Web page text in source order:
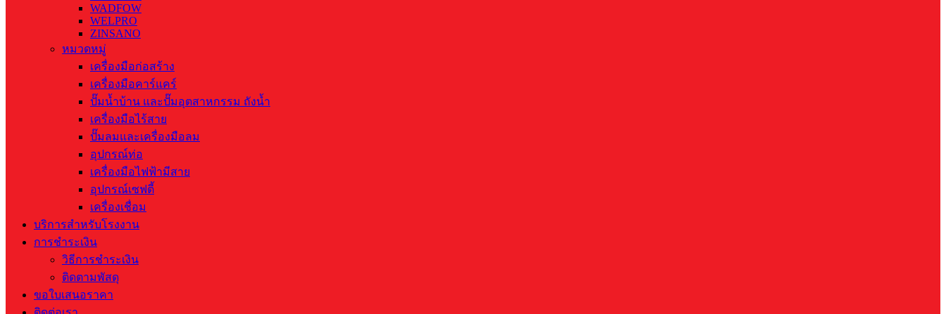
WADFOW
WELPRO
ZINSANO
หมวดหมู่
เครื่องมือก่อสร้าง
เครื่องมือคาร์แคร์
ปั๊มน้ำบ้าน และปั๊มอุตสาหกรรม ถังน้ำ
เครื่องมือไร้สาย
ปั๊มลมและเครื่องมือลม
อุปกรณ์ท่อ
เครื่องมือไฟฟ้ามีสาย
อุปกรณ์เซฟตี้
เครื่องเชื่อม
บริการสำหรับโรงงาน
การชำระเงิน
วิธีการชำระเงิน
ติดตามพัสดุ
ขอใบเสนอราคา